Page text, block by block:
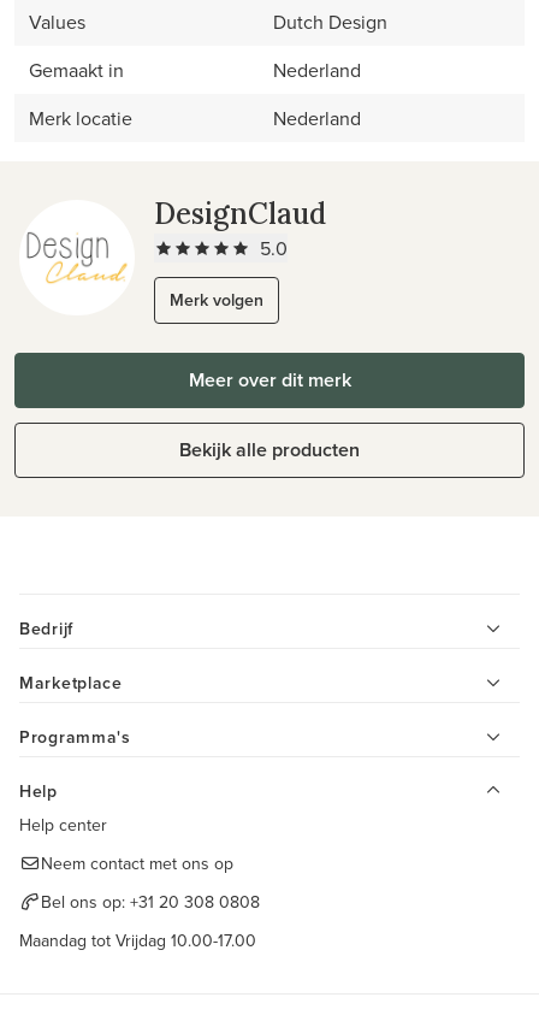
Values
Dutch Design
Gemaakt in
Nederland
Merk locatie
Nederland
DesignClaud
5.0
Merk volgen
Meer over dit merk
Bekijk alle producten
Bedrijf
Marketplace
Programma's
Help
Help center
Neem contact met ons op
Bel ons op: +31 20 308 0808
Maandag tot Vrijdag 10.00-17.00